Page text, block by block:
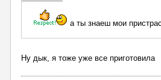
а ты знаеш мои
Ну дык, я тоже уже все приготовила